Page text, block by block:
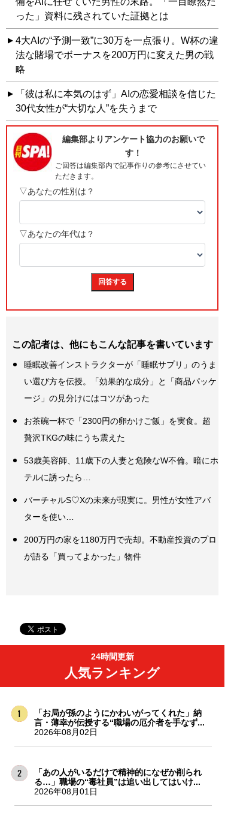
った」資料に残されていた証拠とは
4大AIの“予測一致”に30万を一点張り。W杯の違
法な賭場でボーナスを200万円に変えた男の戦
略
「彼は私に本気のはず」AIの恋愛相談を信じた
30代女性が“大切な人”を失うまで
この記者は、他にもこんな記事を書いています
睡眠改善インストラクターが「睡眠サプリ」のうま
い選び方を伝授。「効果的な成分」と「商品パッケ
ージ」の見分けにはコツがあった
お茶碗一杯で「2300円の卵かけご飯」を実食。超
贅沢TKGの味にうち震えた
53歳美容師、11歳下の人妻と危険なW不倫。暗にホ
テルに誘ったら…
バーチャルS♡Xの未来が現実に。男性が女性アバ
ターを使い…
200万円の家を1180万円で売却。不動産投資のプロ
が語る「買ってよかった」物件
24時間更新
人気ランキング
「お局が孫のようにかわいがってくれた」納
言・薄幸が伝授する“職場の厄介者を手なず...
2026年08月02日
「あの人がいるだけで精神的になぜか削られ
る…」職場の“毒社員”は追い出してはいけ...
2026年08月01日